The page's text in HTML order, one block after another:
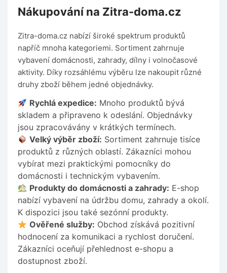
Nákupování na Zitra-doma.cz
Zitra-doma.cz nabízí široké spektrum produktů
napříč mnoha kategoriemi. Sortiment zahrnuje
vybavení domácnosti, zahrady, dílny i volnočasové
aktivity. Díky rozsáhlému výběru lze nakoupit různé
druhy zboží během jedné objednávky.
Rychlá expedice: Mnoho produktů bývá
skladem a připraveno k odeslání. Objednávky
jsou zpracovávány v krátkých termínech.
Velký výběr zboží: Sortiment zahrnuje tisíce
produktů z různých oblastí. Zákazníci mohou
vybírat mezi praktickými pomocníky do
domácnosti i technickým vybavením.
Produkty do domácnosti a zahrady: E-shop
nabízí vybavení na údržbu domu, zahrady a okolí.
K dispozici jsou také sezónní produkty.
Ověřené služby: Obchod získává pozitivní
hodnocení za komunikaci a rychlost doručení.
Zákazníci oceňují přehlednost e-shopu a
dostupnost zboží.